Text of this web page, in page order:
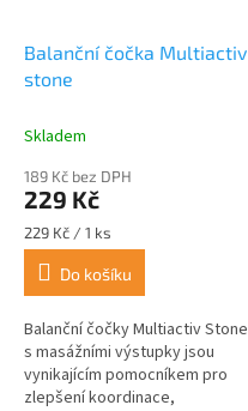
Balanční čočka Multiactiv
stone
Skladem
189 Kč bez DPH
229 Kč
Měrná
cena:
229 Kč / 1 ks
Do košíku
Balanční čočky Multiactiv Stone
s masážními výstupky jsou
vynikajícím pomocníkem pro
zlepšení koordinace,